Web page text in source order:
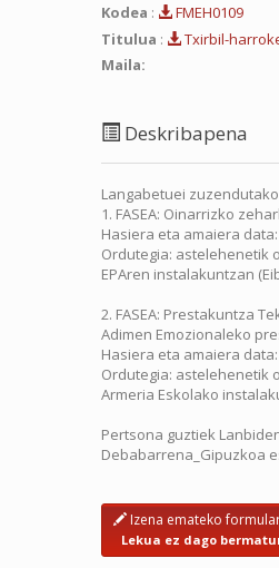
Kodea :
FMEH0109
Titulua :
Txirbil-
Maila:
Deskribapena
Langabetuei
1. FASEA: Oinarrizko
Hasiera eta amaiera
Ordutegia: astelehenetik
EPAren instalakuntzan
2. FASEA: Prestakuntza
Adimen Emozionaleko
Hasiera eta amaiera
Ordutegia: astelehenetik
Armeria Eskolako
Pertsona guztiek
Debabarrena_Gipuzkoa
Izena emateko
Lekua ez dago